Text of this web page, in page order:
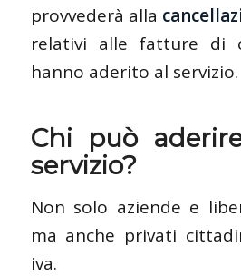
provvederà alla
relativi alle fatture di
hanno aderito al servizio.
Chi può
servizio?
Non solo aziende e
ma anche privati
iva.